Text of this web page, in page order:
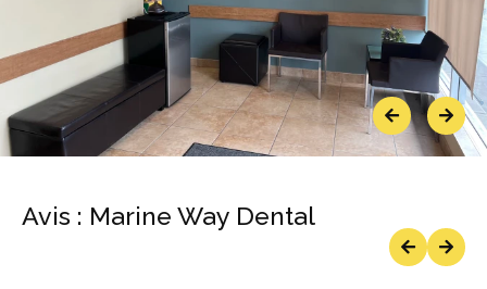
PreviousNext
Avis : Marine Way Dental